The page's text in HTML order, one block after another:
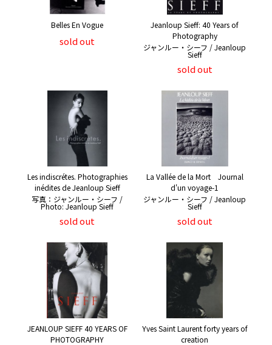
Belles En Vogue
sold out
Jeanloup Sieff: 40 Years of
Photography
ジャンルー・シーフ / Jeanloup
Sieff
sold out
Les indiscrétes. Photographies
inédites de Jeanloup Sieff
写真：ジャンルー・シーフ /
Photo: Jeanloup Sieff
sold out
La Vallée de la Mort Journal
d'un voyage-1
ジャンルー・シーフ / Jeanloup
Sieff
sold out
JEANLOUP SIEFF 40 YEARS OF
PHOTOGRAPHY
Yves Saint Laurent forty years of
creation